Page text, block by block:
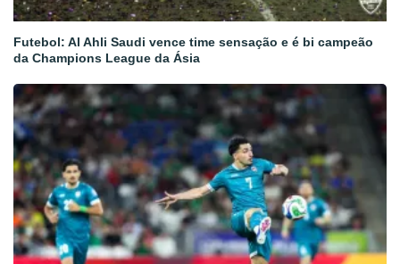
Futebol: Al Ahli Saudi vence time sensação e é bi campeão
da Champions League da Ásia